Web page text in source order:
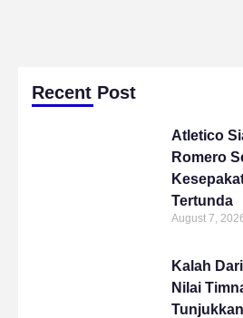
Recent Post
Atletico
Romero
Tertunda
August 7,
Kalah
Nilai